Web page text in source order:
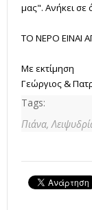
μας". Ανήκει σε
ΤΟ ΝΕΡΟ ΕΙΝΑΙ
Με εκτίμηση
Γεώργιος &
Tags:
Πιάνα,